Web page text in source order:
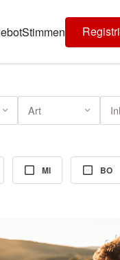
Stimmen
Art
MI BO